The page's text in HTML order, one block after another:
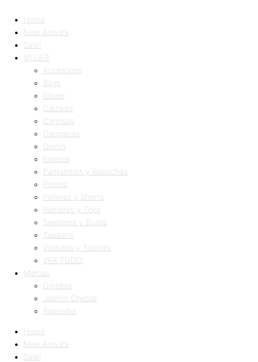
Home
New Arrivals
Sale!
MUJER
Accesorios
Bags
Blazer
Calzado
Camisas
Camperas
Demin
Enteros
Pantalones y Babuchas
Pilotos
Polleras y Shorts
Remeras y Tops
Sweaters y Buzos
Tapados
Vestidos y Túnicas
VER TODO!
Marcas
Ginebra
Jazmin Chebar
Rapsodia
Home
New Arrivals
Sale!